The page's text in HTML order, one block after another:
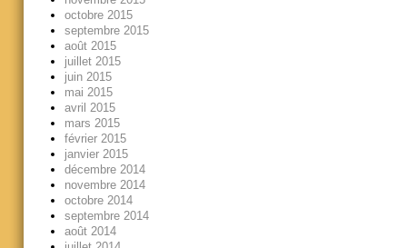
octobre 2015
septembre 2015
août 2015
juillet 2015
juin 2015
mai 2015
avril 2015
mars 2015
février 2015
janvier 2015
décembre 2014
novembre 2014
octobre 2014
septembre 2014
août 2014